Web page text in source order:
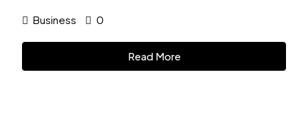
Business 0
Read More